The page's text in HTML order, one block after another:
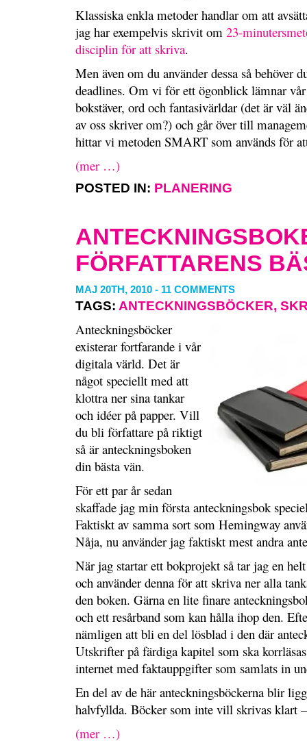
Klassiska enkla metoder handlar om att
jag har exempelvis skrivit om 23-
disciplin för att skriva.
Men även om du använder dessa så behöver
deadlines. Om vi för ett ögonblick lämnar
bokstäver, ord och fantasivärldar (det är väl
av oss skriver om?) och går över till
hittar vi metoden SMART som används för
(mer …)
POSTED IN: PLANERING
FÖRFATTARENS
MAJ 20TH, 2010 - 11 COMMENTS
TAGS: ANTECKNINGSBÖCKER,
Anteckningsböcker
existerar fortfarande i vår
digitala värld. Det är
något speciellt med att
klottra ner sina tankar
och idéer på papper. Vill
du bli författare på riktigt
så är anteckningsboken
din bästa vän.
För ett par år sedan
skaffade jag min första anteckningsbok
Faktiskt av samma sort som Hemingway
Nåja, nu använder jag faktiskt mest andra
När jag startar ett bokprojekt så tar jag en
och använder denna för att skriva ner alla
den boken. Gärna en lite finare
och ett resårband som kan hålla ihop den.
nämligen att bli en del lösblad i den där
Utskrifter på färdiga kapitel som ska
internet med faktauppgifter som samlats in
En del av de här anteckningsböckerna blir
halvfyllda. Böcker som inte vill skrivas klart
(mer …)